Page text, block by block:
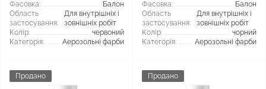
Фасовка:
Балон
Область
застосування:
Для внутрішніх і
зовнішніх робіт
Колір:
червоний
Категорія:
Аерозольні фарби
Фасовка:
Балон
Область
застосування:
Для внутрішніх і
зовнішніх робіт
Колір:
чорний
Категорія:
Аерозольні фарби
Продано Продано